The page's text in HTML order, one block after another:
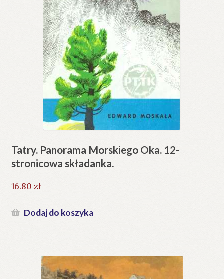
Tatry. Panorama Morskiego Oka. 12-
stronicowa składanka.
16.80 zł
Dodaj do koszyka